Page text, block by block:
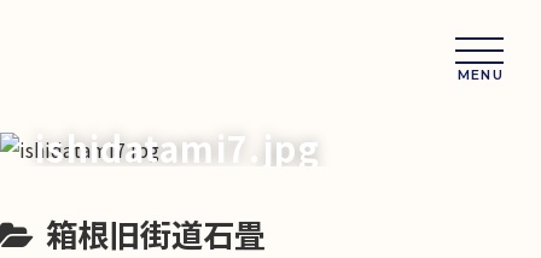
MENU
ishidatami7.jpg
箱根旧街道石畳